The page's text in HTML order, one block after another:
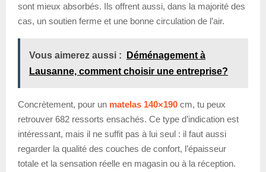
sont mieux absorbés. Ils offrent aussi, dans la majorité des
cas, un soutien ferme et une bonne circulation de l’air.
Vous aimerez aussi :
Déménagement à
Lausanne, comment choisir une entreprise?
Concrètement, pour un matelas 140×190 cm, tu peux
retrouver 682 ressorts ensachés. Ce type d’indication est
intéressant, mais il ne suffit pas à lui seul : il faut aussi
regarder la qualité des couches de confort, l’épaisseur
totale et la sensation réelle en magasin ou à la réception.